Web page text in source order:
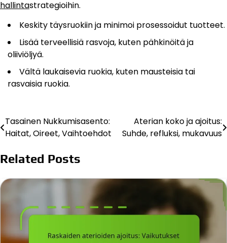
hallintastrategioihin.
Keskity täysruokiin ja minimoi prosessoidut tuotteet.
Lisää terveellisiä rasvoja, kuten pähkinöitä ja
oliiviöljyä.
Vältä laukaisevia ruokia, kuten mausteisia tai
rasvaisia ruokia.
Post
Tasainen Nukkumisasento:
Haitat, Oireet, Vaihtoehdot
Aterian koko ja ajoitus:
Suhde, refluksi, mukavuus
Related Posts